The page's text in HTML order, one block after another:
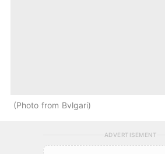
Photo from Bvlgari
ADVERTISEMENT